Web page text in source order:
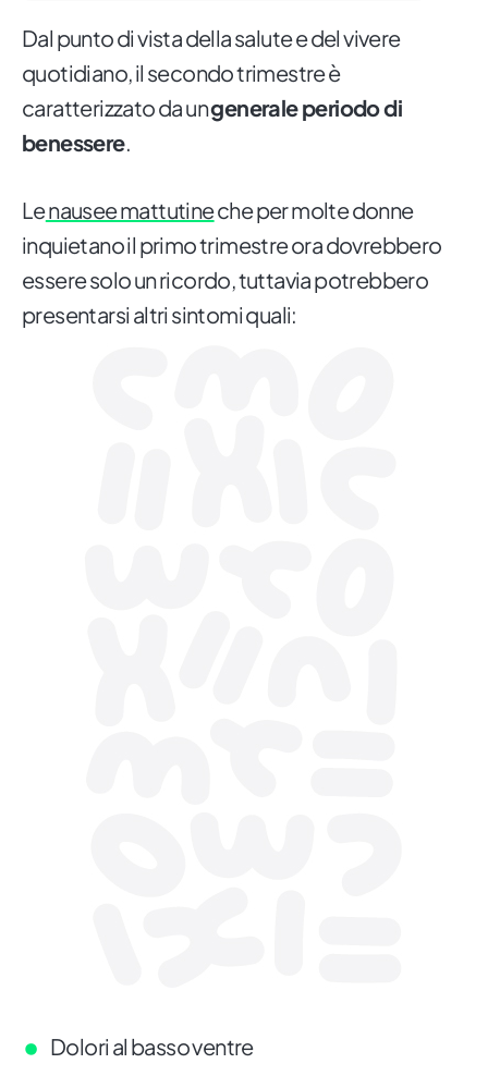
Dal punto di vista della salute e del vivere
quotidiano, il secondo trimestre è
caratterizzato da ungenerale periodo di
benessere.
Lenausee mattutineche per molte donne
inquietano il primo trimestre ora dovrebbero
essere solo un ricordo, tuttavia potrebbero
presentarsi altri sintomi quali:
Dolori al basso ventre